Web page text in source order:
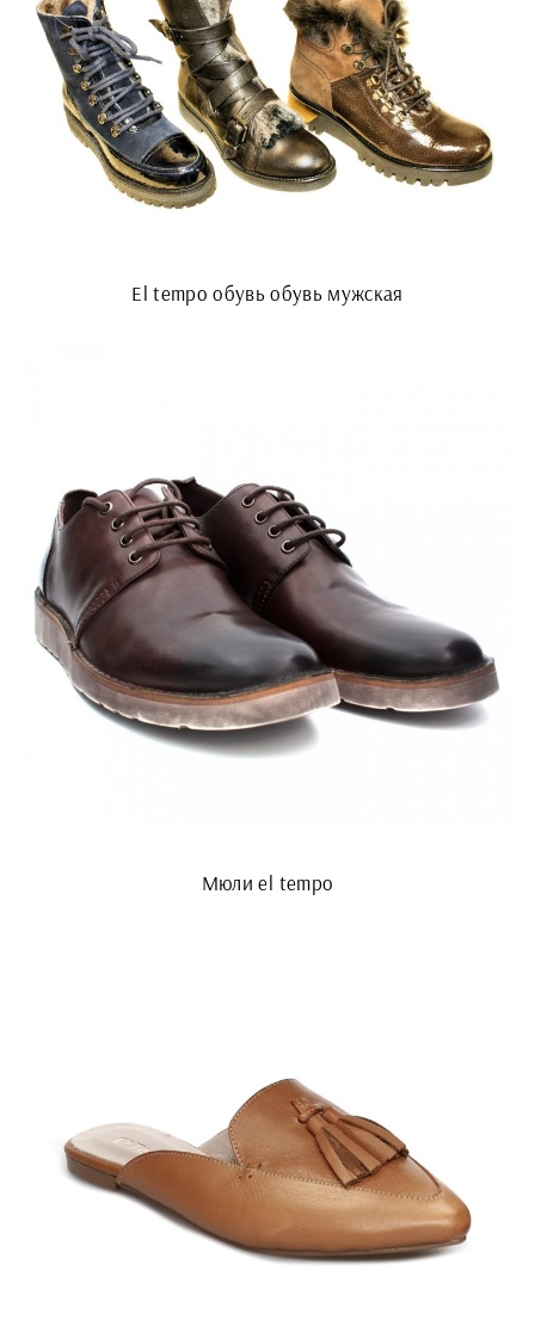
El tempo обувь обувь мужская
Мюли el tempo